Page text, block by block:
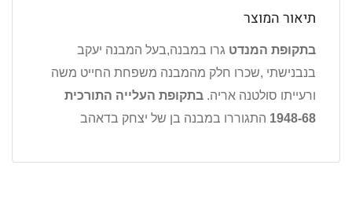
תיאור המוצר
בתקופת המנדט גרו במבנה,בעל המבנה יעקב
בנבנישתי ,שכרו חלק מהמבנה משפחת החייט משה
ורעייתו סולטנה אריה. בתקופת העלייה התורכית
1948-68 התגוררו במבנה בן של יצחק בדאהב